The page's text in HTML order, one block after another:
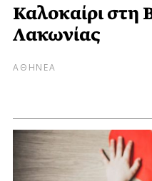
Καλοκαίρι στη
Λακωνίας
ΑΘΗΝΕΑ